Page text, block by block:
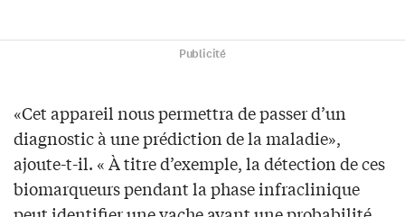
Publicité
«Cet appareil nous permettra de passer d’un
diagnostic à une prédiction de la maladie»,
ajoute-t-il. « À titre d’exemple, la détection de ces
biomarqueurs pendant la phase infraclinique